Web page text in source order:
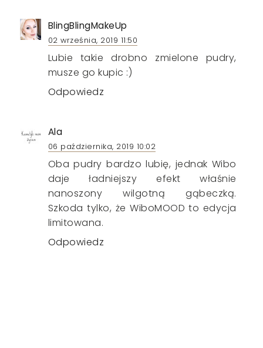
BlingBlingMakeUp
02 września, 2019 11:50
Lubie takie drobno zmielone pudry,
musze go kupic :)
Odpowiedz
Ala
06 października, 2019 10:02
Oba pudry bardzo lubię, jednak Wibo
daje ładniejszy efekt właśnie
nanoszony wilgotną gąbeczką.
Szkoda tylko, że WiboMOOD to edycja
limitowana.
Odpowiedz